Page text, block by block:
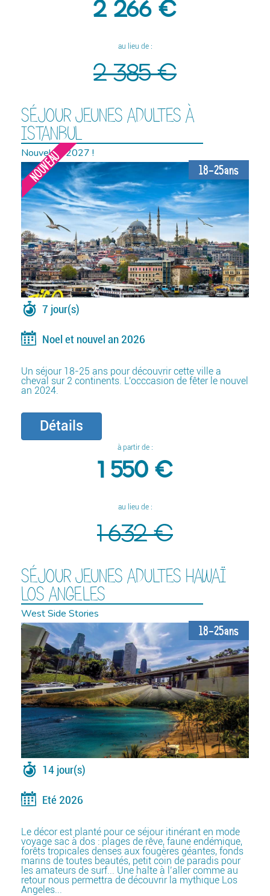
2 266 €
au lieu de :
2 385 €
SÉJOUR JEUNES ADULTES À
ISTANBUL
Nouvel an 2027 !
NOUVEAU 18-25ans
7 jour(s)
Noel et nouvel an 2026
Un séjour 18-25 ans pour découvrir cette ville a
cheval sur 2 continents. L'occcasion de fêter le nouvel
an 2024.
Détails
à partir de :
1 550 €
au lieu de :
1 632 €
SÉJOUR JEUNES ADULTES HAWAÏ
LOS ANGELES
West Side Stories
18-25ans
14 jour(s)
Eté 2026
Le décor est planté pour ce séjour itinérant en mode
voyage sac à dos : plages de rêve, faune endémique,
forêts tropicales denses aux fougères géantes, fonds
marins de toutes beautés, petit coin de paradis pour
les amateurs de surf... Une halte à l’aller comme au
retour nous permettra de découvrir la mythique Los
Angeles...